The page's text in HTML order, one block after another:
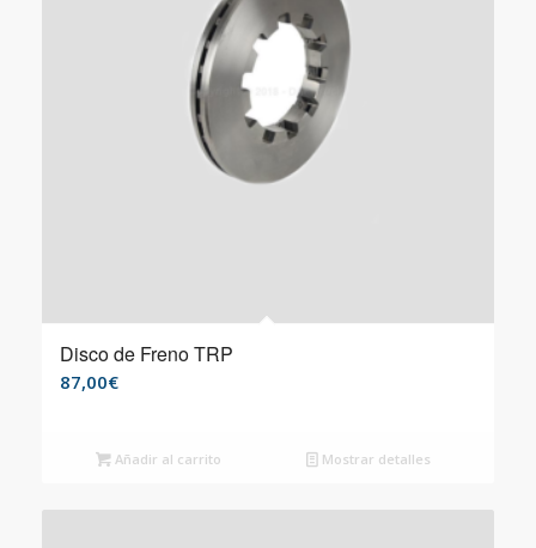
Disco de Freno TRP
87,00€
Añadir al carrito Mostrar detalles